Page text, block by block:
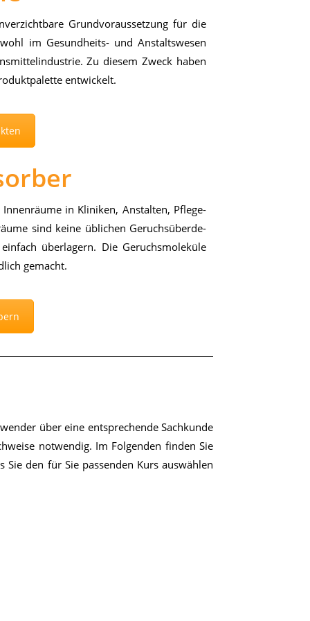
Grund­vor­aus­set­zung für die
im Ge­sund­heits- und An­stalts­we­sen
Zu die­sem Zweck ha­ben
ent­wi­ckelt.
in Kli­ni­ken, An­stal­ten, Pfle­ge­
sind kei­ne üb­li­chen Ge­ruchs­über­de­
über­la­gern. Die Ge­ruchs­mo­le­kü­le
ge­macht.
über eine ent­spre­chen­de Sach­kun­de
not­wen­dig. Im Fol­gen­den fin­den Sie
den für Sie pas­sen­den Kurs aus­wäh­len